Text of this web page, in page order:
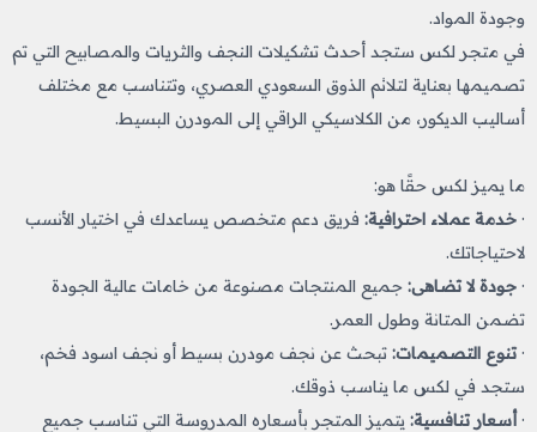
وجودة المواد.
في متجر لكس ستجد أحدث تشكيلات النجف والثريات والمصابيح التي تم
تصميمها بعناية لتلائم الذوق السعودي العصري، وتتناسب مع مختلف
أساليب الديكور، من الكلاسيكي الراقي إلى المودرن البسيط.
ما يميز لكس حقًا هو:
· خدمة عملاء احترافية: فريق دعم متخصص يساعدك في اختيار الأنسب
لاحتياجاتك.
· جودة لا تضاهى: جميع المنتجات مصنوعة من خامات عالية الجودة
تضمن المتانة وطول العمر.
· تنوع التصميمات: تبحث عن نجف مودرن بسيط أو نجف اسود فخم،
ستجد في لكس ما يناسب ذوقك.
·أسعار تنافسية: يتميز المتجر بأسعاره المدروسة التي تناسب جميع